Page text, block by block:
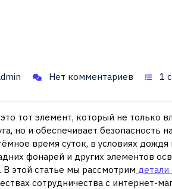
Нет комментариев 1
тот элемент, который не только
но и обеспечивает безопасность
время суток, в условиях
фонарей и других элементов
В этой статье мы рассмотрим детали
сотрудничества с интернет-